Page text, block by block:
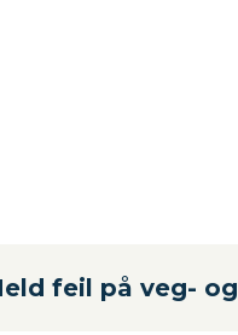
feil på veg-